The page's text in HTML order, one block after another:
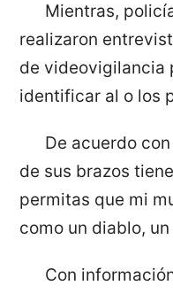
Mientras,
realizaron
de videovigilancia
identificar al o los
De acuerdo
de sus brazos
permitas que mi
como un diablo,
Con